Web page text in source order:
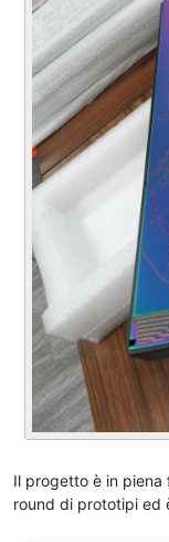
Il progetto è in
round di prototipi ed